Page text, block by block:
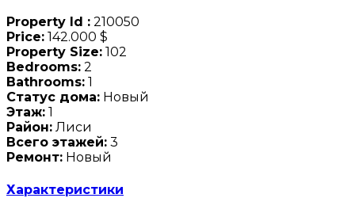
Property Id : 210050
Price: 142.000 $
Property Size: 102
Bedrooms: 2
Bathrooms: 1
Статус дома: Новый
Этаж: 1
Район: Лиси
Всего этажей: 3
Ремонт: Новый
Характеристики